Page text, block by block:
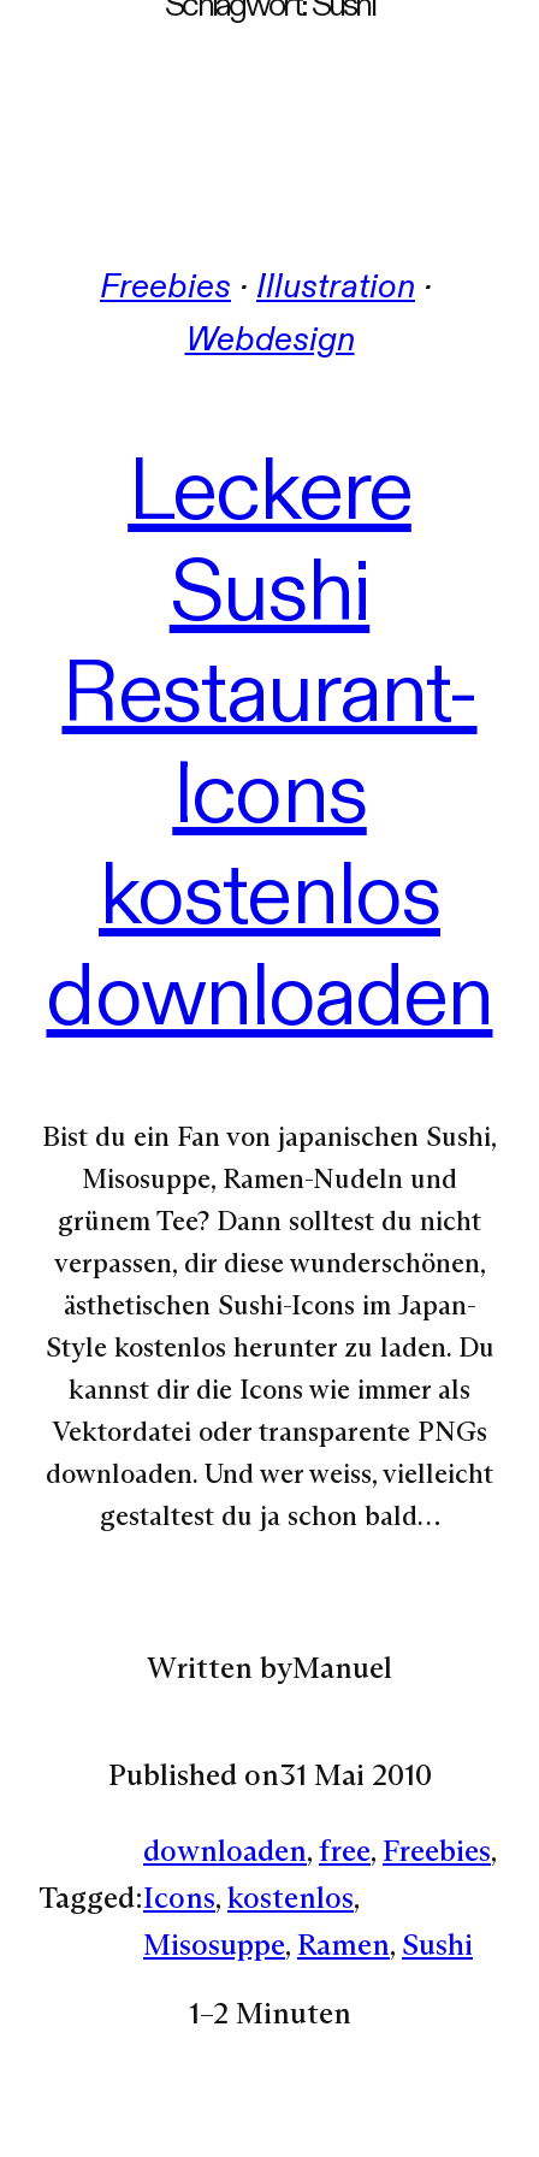
Freebies · Illustration
Webdesign
Leckere
Sushi
Restaurant-
Icons
kostenlos
downloaden
Bist du ein Fan von japanischen Sushi,
Misosuppe, Ramen-Nudeln und
grünem Tee? Dann solltest du nicht
verpassen, dir diese wunderschönen,
ästhetischen Sushi-Icons im Japan-
Style kostenlos herunter zu laden. Du
kannst dir die Icons wie immer als
Vektordatei oder transparente PNGs
downloaden. Und wer weiss, vielleicht
gestaltest du ja schon bald…
Written byManuel
Published on31 Mai 2010
Tagged:
downloaden, free, Freebies
Icons, kostenlos
Misosuppe, Ramen, Sushi
1–2 Minuten